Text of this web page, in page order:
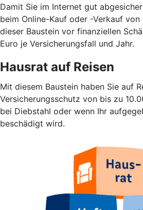
Damit Sie im Internet gut
beim Online-Kauf oder -Verkauf von
dieser Baustein vor finanziellen
Euro je Versicherungsfall und Jahr.
Hausrat auf Reisen
Mit diesem Baustein haben Sie auf
Versicherungsschutz von bis zu
bei Diebstahl oder wenn Ihr
beschädigt wird.